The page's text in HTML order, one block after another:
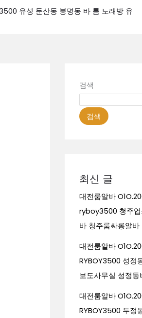
유성 둔산동 봉명동 바 룸 노래방 유
검색
검색
최신 글
대전룸알바
ryboy3500 청주업
바 청주룸싸롱알바
대전룸알바
RYBOY3500 성정
보도사무실 성정동
대전룸알바
RYBOY3500 두정